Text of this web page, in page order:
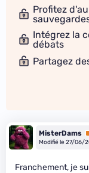
Profitez
Intégrez la
débats
Partagez
MisterDams
Modifié le 27/06/
Franchement, je